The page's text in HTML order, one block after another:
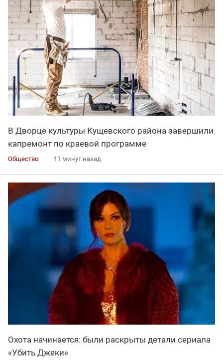
В Дворце культуры Кущевского района завершили
капремонт по краевой программе
Общество 11 минут назад
Охота начинается: были раскрыты детали сериала
«Убить Джеки»